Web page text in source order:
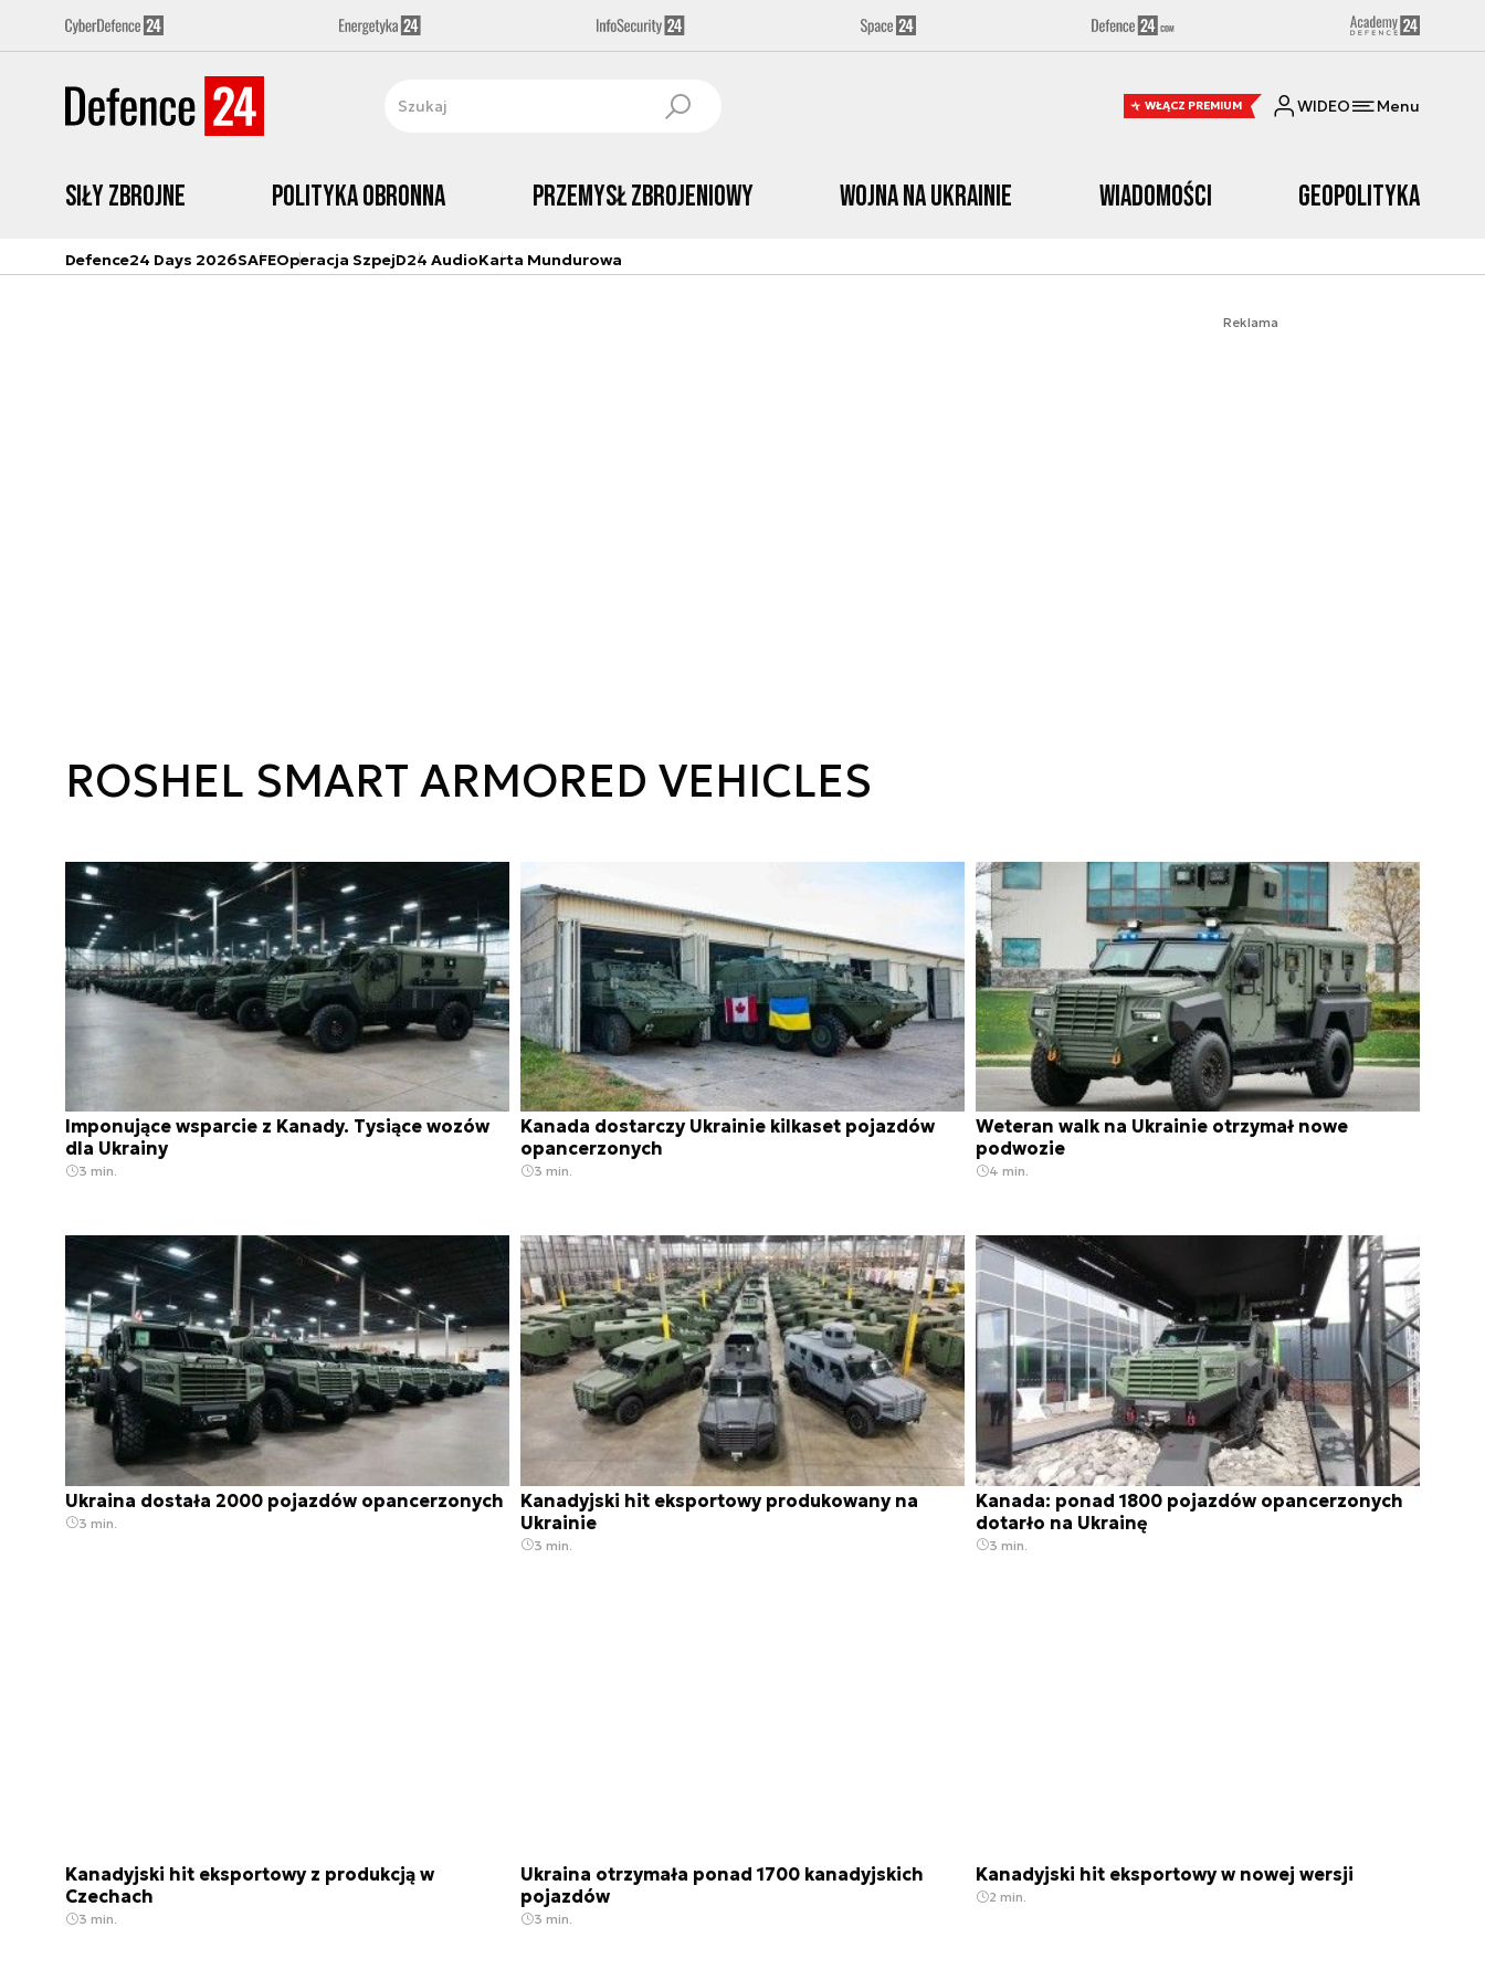
WŁĄCZ PREMIUM WIDEO Menu
Siły zbrojne Polityka obronna Przemysł Zbrojeniowy Wojna na Ukrainie Wiadomości Geopolityka
Defence24 Days 2026SAFEOperacja SzpejD24 AudioKarta Mundurowa
Reklama
ROSHEL SMART ARMORED VEHICLES
Imponujące wsparcie z Kanady. Tysiące wozów
dla Ukrainy
3 min.
Kanada dostarczy Ukrainie kilkaset pojazdów
opancerzonych
3 min.
Weteran walk na Ukrainie otrzymał nowe
podwozie
4 min.
Ukraina dostała 2000 pojazdów opancerzonych
3 min.
Kanadyjski hit eksportowy produkowany na
Ukrainie
3 min.
Kanada: ponad 1800 pojazdów opancerzonych
dotarło na Ukrainę
3 min.
Kanadyjski hit eksportowy z produkcją w
Czechach
3 min.
Ukraina otrzymała ponad 1700 kanadyjskich
pojazdów
3 min.
Kanadyjski hit eksportowy w nowej wersji
2 min.